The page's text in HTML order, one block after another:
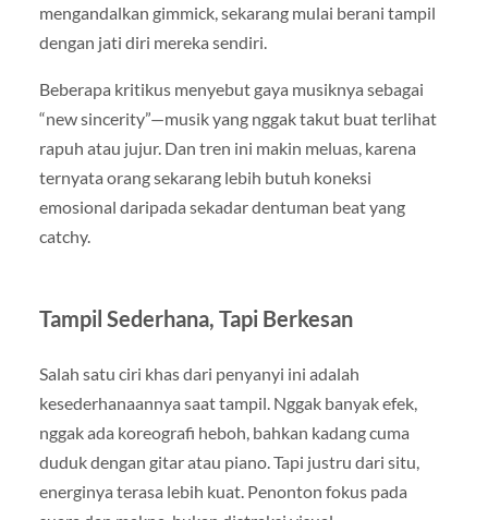
mengandalkan gimmick, sekarang mulai berani tampil
dengan jati diri mereka sendiri.
Beberapa kritikus menyebut gaya musiknya sebagai
“new sincerity”—musik yang nggak takut buat terlihat
rapuh atau jujur. Dan tren ini makin meluas, karena
ternyata orang sekarang lebih butuh koneksi
emosional daripada sekadar dentuman beat yang
catchy.
Tampil Sederhana, Tapi Berkesan
Salah satu ciri khas dari penyanyi ini adalah
kesederhanaannya saat tampil. Nggak banyak efek,
nggak ada koreografi heboh, bahkan kadang cuma
duduk dengan gitar atau piano. Tapi justru dari situ,
energinya terasa lebih kuat. Penonton fokus pada